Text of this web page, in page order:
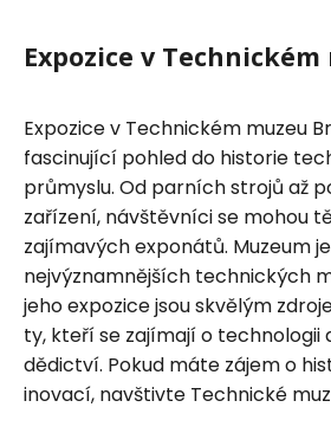
Expozice v
Expozice v Technickém muzeu
fascinující pohled do historie
průmyslu. Od parních strojů až
zařízení, návštěvníci se mohou
zajímavých exponátů. Muzeum
nejvýznamnějších technických
jeho expozice jsou skvělým
ty, kteří se zajímají o technologii
dědictví. Pokud máte zájem o
inovací, navštivte Technické